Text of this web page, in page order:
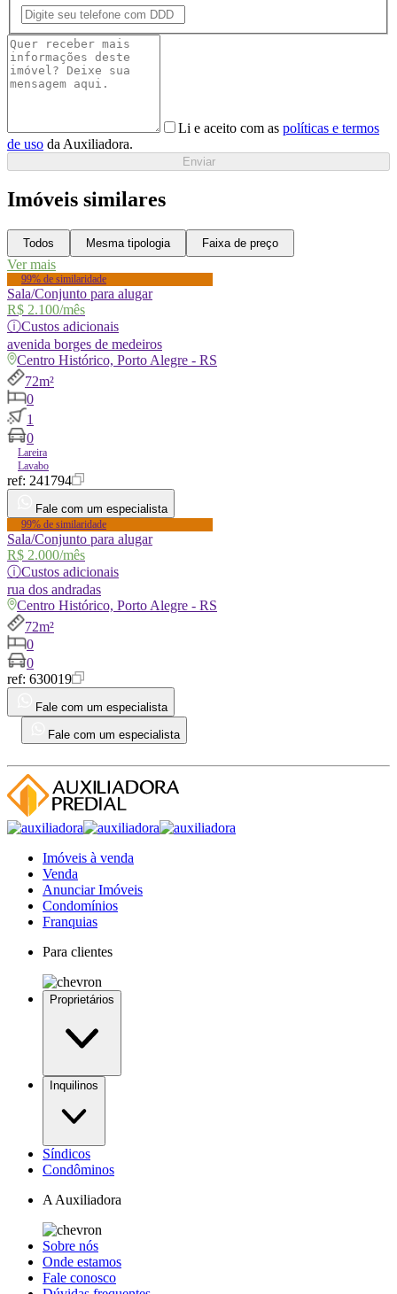
Li e aceito com as políticas e termos
de uso da Auxiliadora.
Enviar
Imóveis similares
Todos Mesma tipologia Faixa de preço
Ver mais
99% de similaridade
Sala/Conjunto para alugar
R$ 2.100/mês
ⓘCustos adicionais
avenida borges de medeiros
Centro Histórico, Porto Alegre - RS
72m²
0
1
0
Lareira
Lavabo
ref: 241794
Fale com um especialista
99% de similaridade
Sala/Conjunto para alugar
R$ 2.000/mês
ⓘCustos adicionais
rua dos andradas
Centro Histórico, Porto Alegre - RS
72m²
0
0
ref: 630019
Fale com um especialista
Fale com um especialista
Imóveis à venda
Venda
Anunciar Imóveis
Condomínios
Franquias
Para clientes
Proprietários
Inquilinos
Síndicos
Condôminos
A Auxiliadora
Sobre nós
Onde estamos
Fale conosco